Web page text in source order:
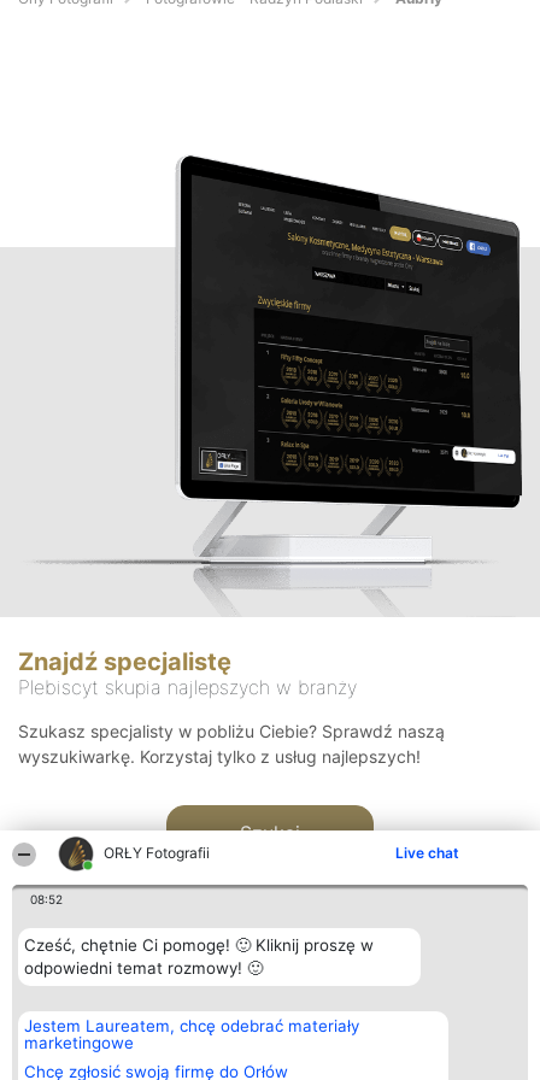
ORŁY Fotografii Live chat
08:52
Cześć, chętnie Ci pomogę! 🙂 Kliknij proszę w
odpowiedni temat rozmowy! 🙂
Jestem Laureatem, chcę odebrać materiały
marketingowe
Chcę zgłosić swoją firmę do Orłów
Znajdź specjalistę
Plebiscyt skupia najlepszych w branży
Szukasz specjalisty w pobliżu Ciebie? Sprawdź naszą
wyszukiwarkę. Korzystaj tylko z usług najlepszych!
Szukaj
Organizator plebiscytu
Bright Side Solutions sp. z o.
o. sp. k.
ul. Ruska 22
Plebiscyt
Laureaci
wszystkich
Kontakt
Kontakt